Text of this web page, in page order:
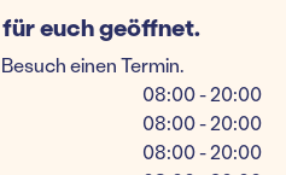
euch geöffnet.
einen Termin.
08:00 - 20:00
08:00 - 20:00
08:00 - 20:00